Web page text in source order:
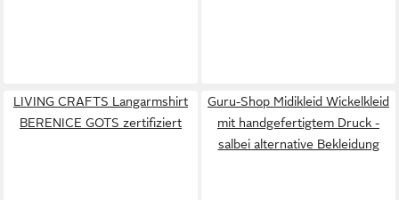
LIVING CRAFTS Langarmshirt
BERENICE GOTS zertifiziert
Guru-Shop Midikleid Wickelkleid
mit handgefertigtem Druck -
salbei alternative Bekleidung